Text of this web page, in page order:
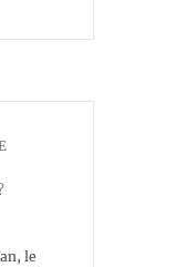
le